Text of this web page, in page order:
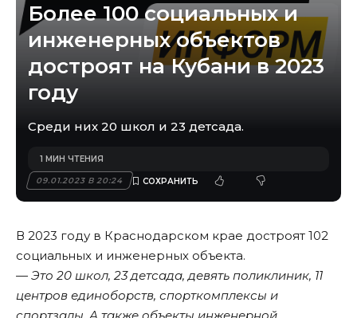
Более 100 социальных и
инженерных объектов
достроят на Кубани в 2023
году
Среди них 20 школ и 23 детсада.
09.01.2023 В 20:24
1 МИН ЧТЕНИЯ
В 2023 году в Краснодарском крае достроят 102
социальных и инженерных объекта.
— Это 20 школ, 23 детсада, девять поликлиник, 11
центров единоборств, спорткомплексы и